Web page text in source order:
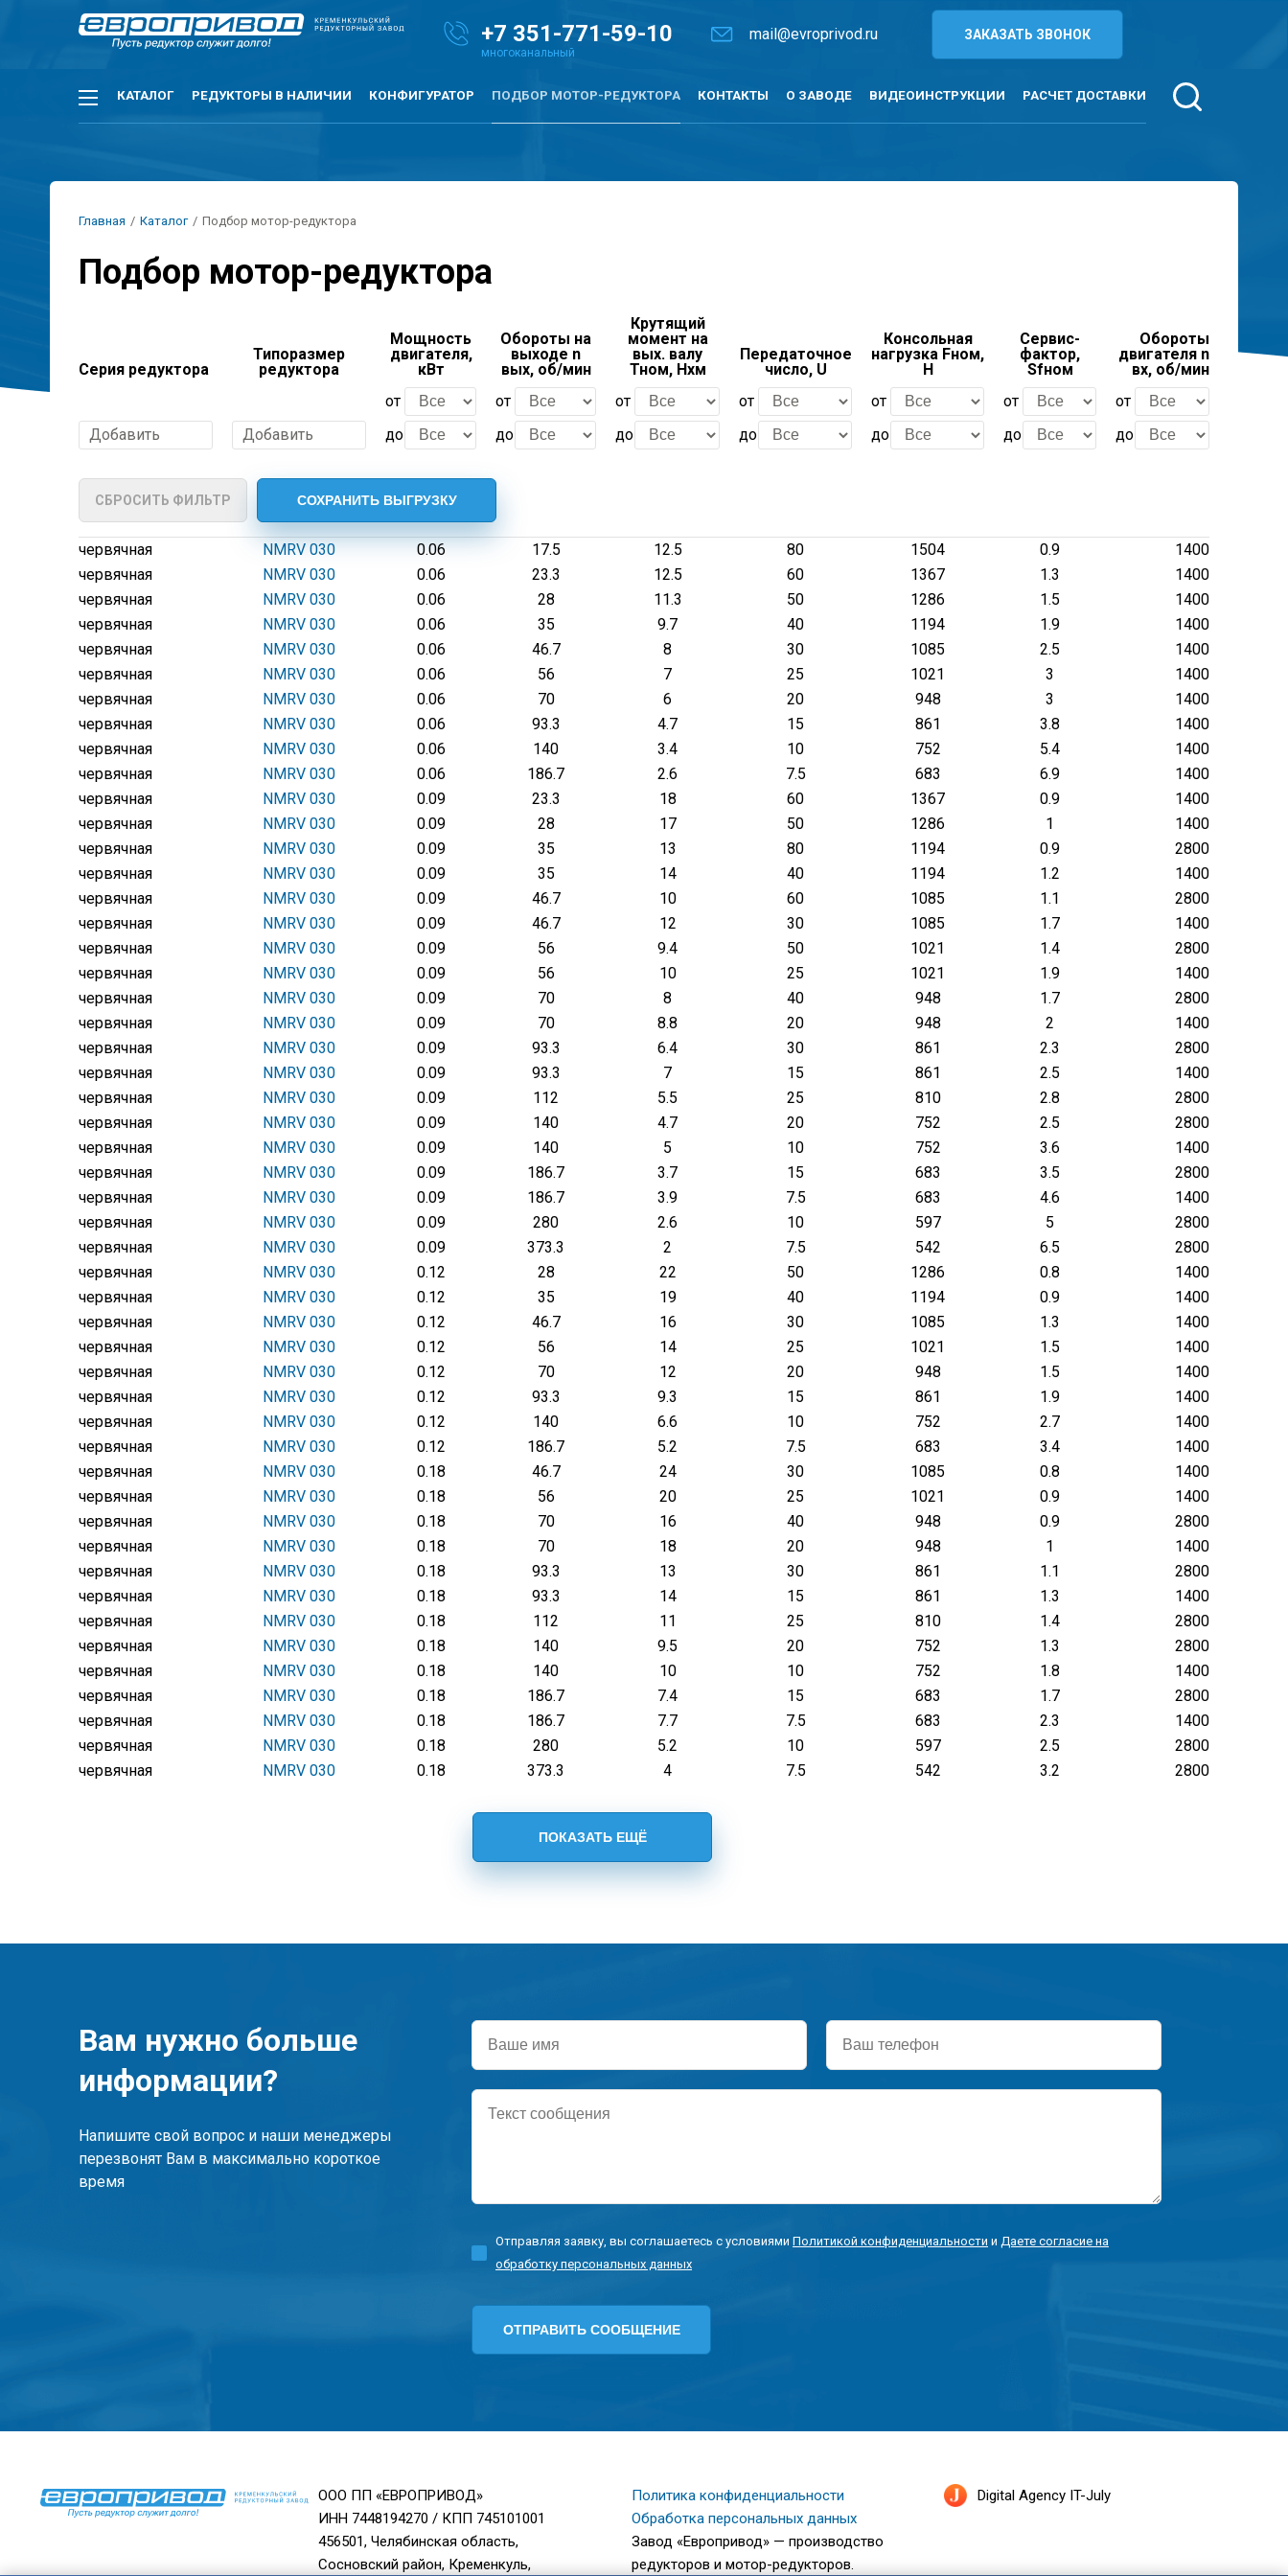
+7 351-771-59-10 mail@evroprivod.ru ЗАКАЗАТЬ ЗВОНОК
Основная
навигация
КАТАЛОГ РЕДУКТОРЫ В НАЛИЧИИ КОНФИГУРАТОР ПОДБОР МОТОР-РЕДУКТОРА КОНТАКТЫ О ЗАВОДЕ ВИДЕОИНСТРУКЦИИ РАСЧЕТ ДОСТАВКИ
Строка
навигации
Главная / Каталог / Подбор мотор-редуктора
Подбор мотор-редуктора
Серия редуктора
Типоразмер
редуктора
Мощность
двигателя,
кВт
Обороты на
выходе n
вых, об/мин
Крутящий
момент на
вых. валу
Тном, Нхм
Передаточное
число, U
Консольная
нагрузка Fном,
Н
Сервис-
фактор,
Sfном
Обороты
двигателя n
вх, об/мин
Добавить Добавить
от
до
от
до
от
до
от
до
от
до
от
до
от
до
СБРОСИТЬ ФИЛЬТР
червячная NMRV 030 0.06 17.5 12.5 80 1504 0.9
1400
червячная
NMRV 030 0.06 23.3 12.5 60 1367 1.3
1400
червячная
NMRV 030 0.06 28 11.3 50 1286 1.5
1400
червячная
NMRV 030 0.06 35 9.7 40 1194 1.9
1400
червячная
NMRV 030 0.06 46.7 8 30 1085 2.5
1400
червячная
NMRV 030 0.06 56 7 25 1021 3
1400
червячная
NMRV 030 0.06 70 6 20 948 3
1400
червячная
NMRV 030 0.06 93.3 4.7 15 861 3.8
1400
червячная
NMRV 030 0.06 140 3.4 10 752 5.4
1400
червячная
NMRV 030 0.06 186.7 2.6 7.5 683 6.9
1400
червячная
NMRV 030 0.09 23.3 18 60 1367 0.9
1400
червячная
NMRV 030 0.09 28 17 50 1286 1
1400
червячная
NMRV 030 0.09 35 13 80 1194 0.9
2800
червячная
NMRV 030 0.09 35 14 40 1194 1.2
1400
червячная
NMRV 030 0.09 46.7 10 60 1085 1.1
2800
червячная
NMRV 030 0.09 46.7 12 30 1085 1.7
1400
червячная
NMRV 030 0.09 56 9.4 50 1021 1.4
2800
червячная
NMRV 030 0.09 56 10 25 1021 1.9
1400
червячная
NMRV 030 0.09 70 8 40 948 1.7
2800
червячная
NMRV 030 0.09 70 8.8 20 948 2
1400
червячная
NMRV 030 0.09 93.3 6.4 30 861 2.3
2800
червячная
NMRV 030 0.09 93.3 7 15 861 2.5
1400
червячная
NMRV 030 0.09 112 5.5 25 810 2.8
2800
червячная
NMRV 030 0.09 140 4.7 20 752 2.5
2800
червячная
NMRV 030 0.09 140 5 10 752 3.6
1400
червячная
NMRV 030 0.09 186.7 3.7 15 683 3.5
2800
червячная
NMRV 030 0.09 186.7 3.9 7.5 683 4.6
1400
червячная
NMRV 030 0.09 280 2.6 10 597 5
2800
червячная
NMRV 030 0.09 373.3 2 7.5 542 6.5
2800
червячная
NMRV 030 0.12 28 22 50 1286 0.8
1400
червячная
NMRV 030 0.12 35 19 40 1194 0.9
1400
червячная
NMRV 030 0.12 46.7 16 30 1085 1.3
1400
червячная
NMRV 030 0.12 56 14 25 1021 1.5
1400
червячная
NMRV 030 0.12 70 12 20 948 1.5
1400
червячная
NMRV 030 0.12 93.3 9.3 15 861 1.9
1400
червячная
NMRV 030 0.12 140 6.6 10 752 2.7
1400
червячная
NMRV 030 0.12 186.7 5.2 7.5 683 3.4
1400
червячная
NMRV 030 0.18 46.7 24 30 1085 0.8
1400
червячная
NMRV 030 0.18 56 20 25 1021 0.9
1400
червячная
NMRV 030 0.18 70 16 40 948 0.9
2800
червячная
NMRV 030 0.18 70 18 20 948 1
1400
червячная
NMRV 030 0.18 93.3 13 30 861 1.1
2800
червячная
NMRV 030 0.18 93.3 14 15 861 1.3
1400
червячная
NMRV 030 0.18 112 11 25 810 1.4
2800
червячная
NMRV 030 0.18 140 9.5 20 752 1.3
2800
червячная
NMRV 030 0.18 140 10 10 752 1.8
1400
червячная
NMRV 030 0.18 186.7 7.4 15 683 1.7
2800
червячная
NMRV 030 0.18 186.7 7.7 7.5 683 2.3
1400
червячная
NMRV 030 0.18 280 5.2 10 597 2.5
2800
червячная
NMRV 030 0.18 373.3 4 7.5 542 3.2 2800
Вам нужно больше
информации?
Напишите свой вопрос и наши менеджеры
перезвонят Вам в максимально короткое
время
Ваше
имя
Ваш
телефон
Текст
сообщения
Отправляя заявку, вы соглашаетесь с условиями Политикой конфиденциальности и Даете согласие на
обработку персональных данных
ООО ПП «ЕВРОПРИВОД»
ИНН 7448194270 / КПП 745101001
456501, Челябинская область,
Сосновский район, Кременкуль,
Политика конфиденциальности
Обработка персональных данных
Завод «Европривод» — производство
редукторов и мотор-редукторов.
Digital Agency IT-July